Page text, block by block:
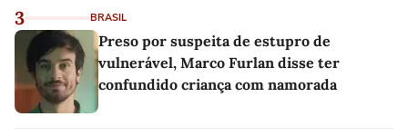
3 BRASIL
Preso por suspeita de estupro de
vulnerável, Marco Furlan disse ter
confundido criança com namorada